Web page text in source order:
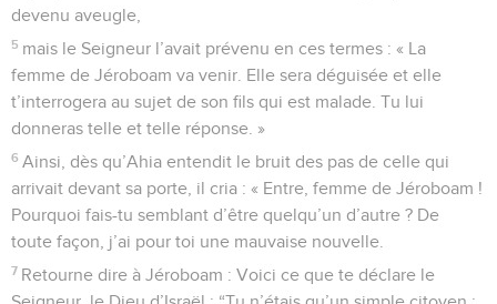
devenu aveugle,
5 mais le Seigneur l’avait prévenu en ces termes : « La
femme de Jéroboam va venir. Elle sera déguisée et elle
t’interrogera au sujet de son fils qui est malade. Tu lui
donneras telle et telle réponse. »
6 Ainsi, dès qu’Ahia entendit le bruit des pas de celle qui
arrivait devant sa porte, il cria : « Entre, femme de Jéroboam !
Pourquoi fais-tu semblant d’être quelqu’un d’autre ? De
toute façon, j’ai pour toi une mauvaise nouvelle.
7 Retourne dire à Jéroboam : Voici ce que te déclare le